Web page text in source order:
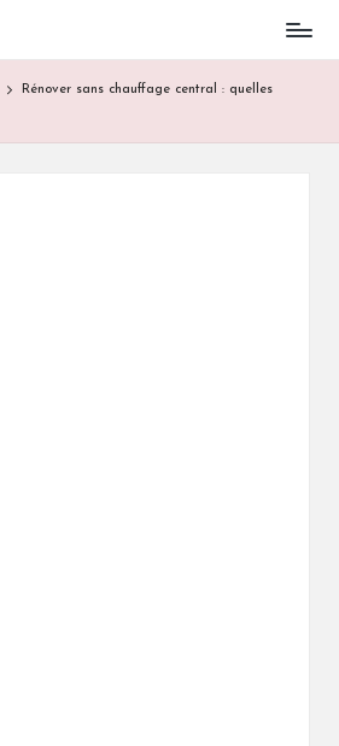
Rénover sans chauffage central : quelles